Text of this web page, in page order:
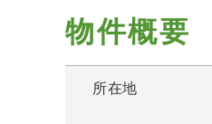
物件概要
所在地